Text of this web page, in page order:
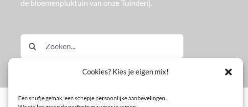
Cookies? Kies je eigen mix!
Een snufje gemak, een schepje persoonlijke aanbevelingen…
de bloemenpluktuin van onze Tuinderij.
naar: